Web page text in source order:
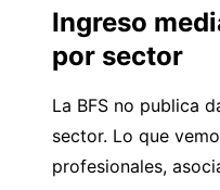
Ingreso
por sector
La BFS no publica
sector. Lo que
profesionales,